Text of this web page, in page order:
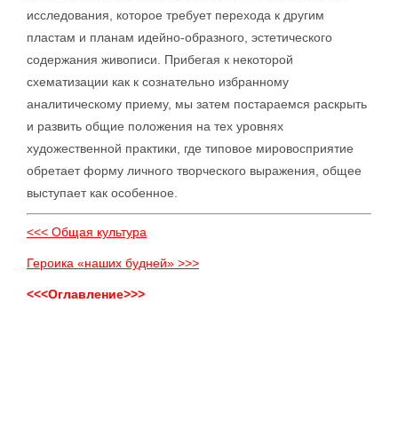
исследования, которое требует перехода к другим
пластам и планам идейно-образного, эстетического
содержания живописи. Прибегая к некоторой
схематизации как к сознательно избранному
аналитическому приему, мы затем постараемся раскрыть
и развить общие положения на тех уровнях
художественной практики, где типовое мировосприятие
обретает форму личного творческого выражения, общее
выступает как особенное.
<<< Общая культура
Героика «наших будней» >>>
<<<Оглавление>>>